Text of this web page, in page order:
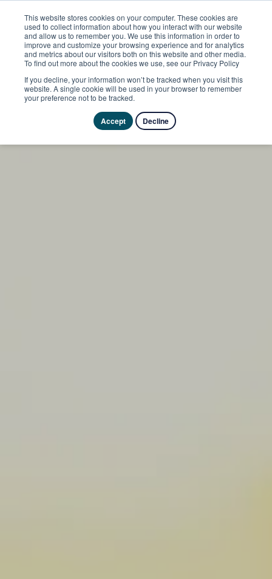
This website stores cookies on your computer. These cookies are
used to collect information about how you interact with our website
and allow us to remember you. We use this information in order to
improve and customize your browsing experience and for analytics
and metrics about our visitors both on this website and other media.
To find out more about the cookies we use, see our Privacy Policy
If you decline, your information won’t be tracked when you visit this
website. A single cookie will be used in your browser to remember
your preference not to be tracked.
Accept Decline